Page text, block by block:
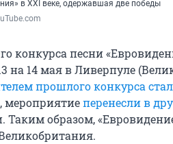
в XXI веке, одержавшая две победы
конкурса песни
на 14 мая в Ливерпуле
прошлого конкурса
мероприятиеперенесли в
Таким образом,